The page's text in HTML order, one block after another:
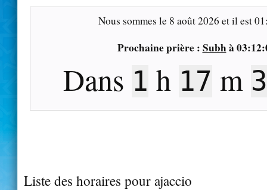
Nous sommes le 8 août 2026 et il est
Prochaine prière : Subhà
Dans 1 h 17 m
Liste des horaires pour ajaccio